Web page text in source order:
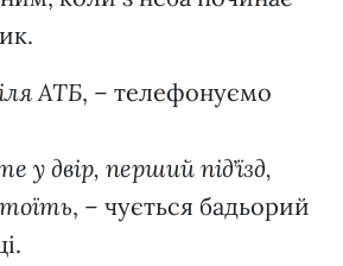
АТБ, – телефонуємо
у двір, перший підʼїзд,
, – чується бадьорий